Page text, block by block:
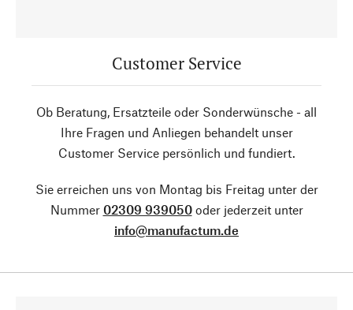
Customer Service
Ob Beratung, Ersatzteile oder Sonderwünsche - all
Ihre Fragen und Anliegen behandelt unser
Customer Service persönlich und fundiert.
Sie erreichen uns von Montag bis Freitag unter der
Nummer 02309 939050oder jederzeit unter
info@manufactum.de